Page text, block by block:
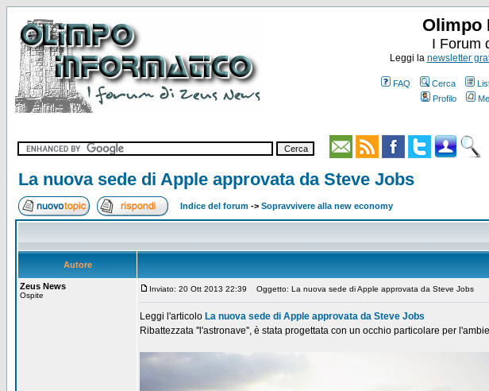
Olimpo
I Forum
Leggi la newsletter
FAQ Cerca
Profilo
La nuova sede di Apple approvata da Steve Jobs
Indice del forum -> Sopravvivere alla new economy
Autore
Zeus News
Ospite
Inviato: 20 Ott 2013 22:39 Oggetto: La nuova sede di Apple approvata da Steve Jobs
Leggi l'articolo La nuova sede di Apple approvata da Steve Jobs
Ribattezzata ''l'astronave'', è stata progettata con un occhio particolare per